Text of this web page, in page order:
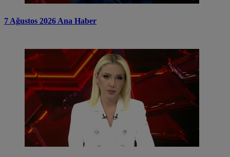
7 Ağustos 2026 Ana Haber